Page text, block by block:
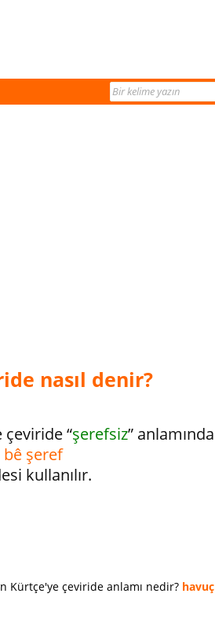
nasıl denir?
“şerefsiz” anlamında
bê şeref
kullanılır.
Kürtçe'ye çeviride anlamı nedir? havuç